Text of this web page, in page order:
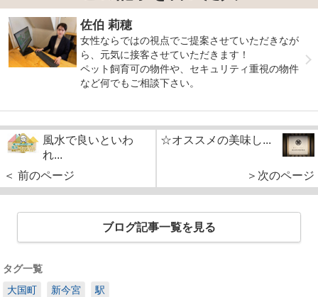
佐伯 莉穂
女性ならではの視点でご提案させていただきなが
ら、元気に接客させていただきます！
ペット飼育可の物件や、セキュリティ重視の物件
など何でもご相談下さい。
風水で良いといわ
れ...
＜ 前のページ
☆オススメの美味し...
＞次のページ
ブログ記事一覧を見る
タグ一覧
大国町
新今宮 駅